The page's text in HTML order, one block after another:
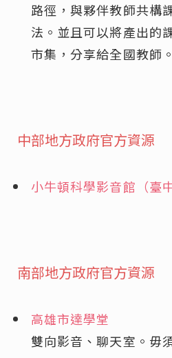
路徑，與夥伴教師共構
法。並且可以將產出的
市集，分享給全國教師。
中部地方政府官方資源
小牛頓科學影音館（臺
南部地方政府官方資源
高雄市達學堂
雙向影音、聊天室。毋